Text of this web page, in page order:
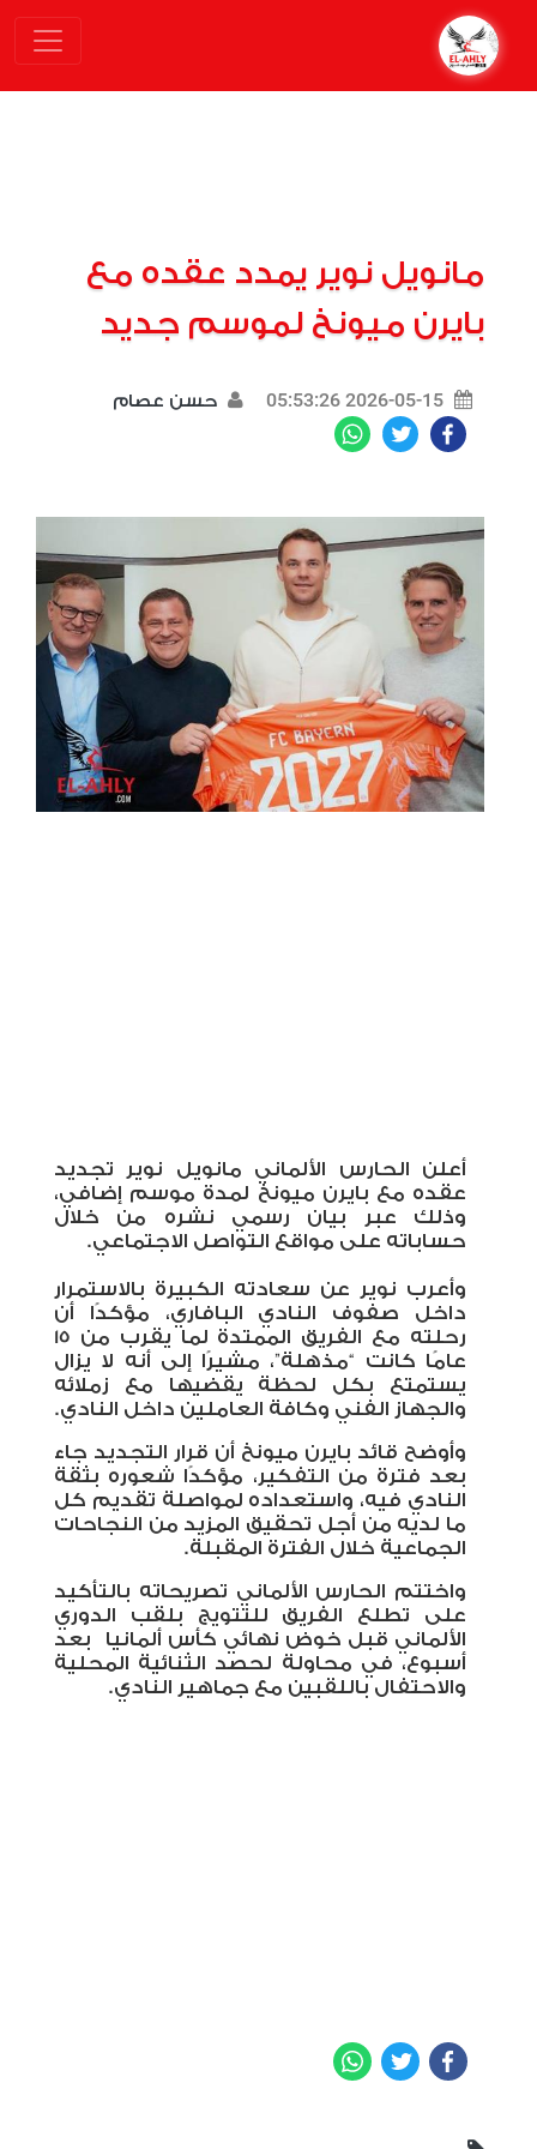
مانويل نوير يمدد عقده مع
بايرن ميونخ لموسم جديد
2026-05-15 05:53:26 حسن عصام
Facebook
Twitter
أعلن الحارس الألماني مانويل نوير تجديد
عقده مع بايرن ميونخ لمدة موسم إضافي،
وذلك عبر بيان رسمي نشره من خلال
حساباته على مواقع التواصل الاجتماعي.
وأعرب نوير عن سعادته الكبيرة بالاستمرار
داخل صفوف النادي البافاري، مؤكدًا أن
رحلته مع الفريق الممتدة لما يقرب من 15
عامًا كانت “مذهلة”، مشيرًا إلى أنه لا يزال
يستمتع بكل لحظة يقضيها مع زملائه
والجهاز الفني وكافة العاملين داخل النادي.
وأوضح قائد بايرن ميونخ أن قرار التجديد جاء
بعد فترة من التفكير، مؤكدًا شعوره بثقة
النادي فيه، واستعداده لمواصلة تقديم كل
ما لديه من أجل تحقيق المزيد من النجاحات
الجماعية خلال الفترة المقبلة.
واختتم الحارس الألماني تصريحاته بالتأكيد
على تطلع الفريق للتتويج بلقب الدوري
الألماني قبل خوض نهائي كأس ألمانيا
بعد
أسبوع، في محاولة لحصد الثنائية المحلية
والاحتفال باللقبين مع جماهير النادي.
Facebook
Twitter